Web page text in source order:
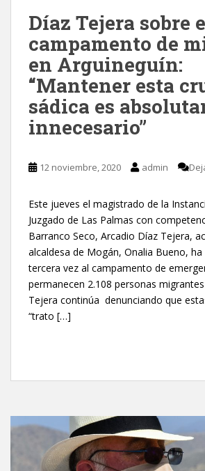
Díaz Tejera sobre
campamento de
en Arguineguín:
“Mantener esta
sádica es
innecesario”
12 noviembre, 2020 admin
Este jueves el magistrado de la
Juzgado de Las Palmas con
Barranco Seco, Arcadio Díaz Tejera,
alcaldesa de Mogán, Onalia Bueno,
tercera vez al campamento de
permanecen 2.108 personas
Tejera continúa denunciando que
“trato […]